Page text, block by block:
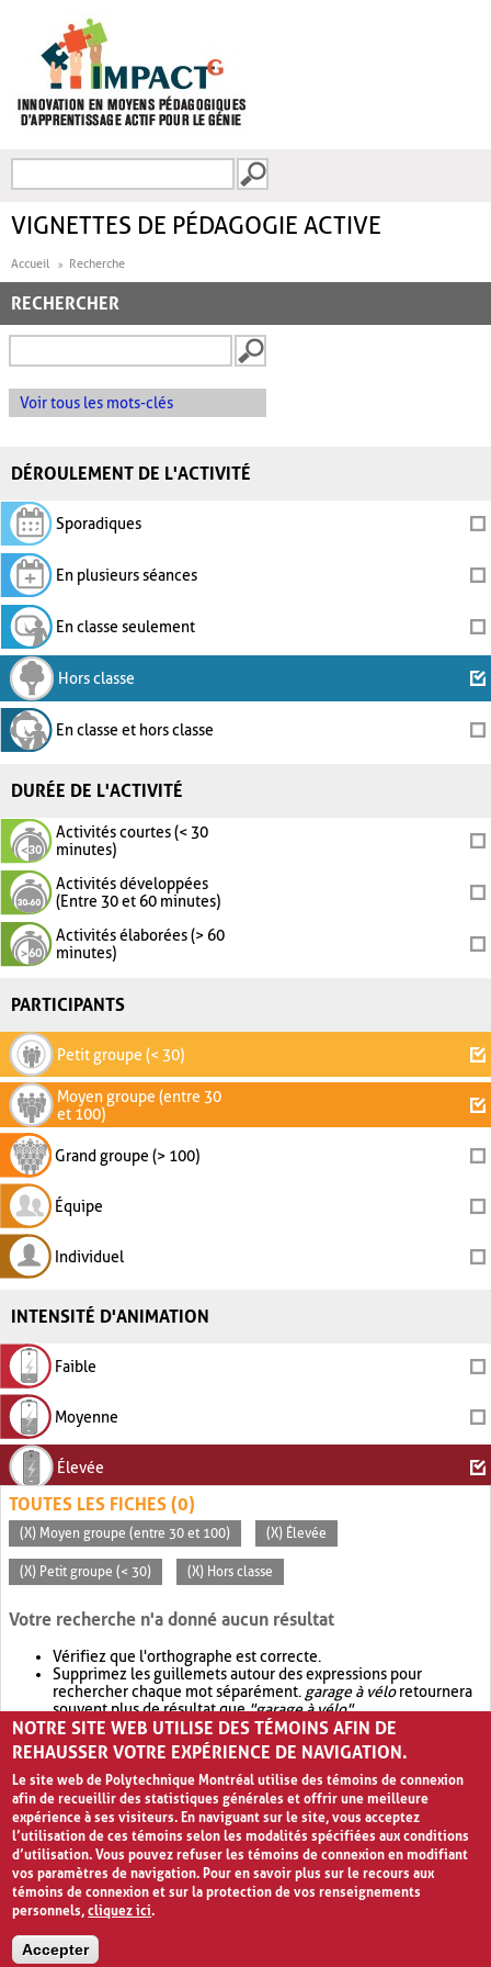
FORMULAIRE DE
VIGNETTES DE PÉDAGOGIE ACTIVE
Accueil Recherche
RECHERCHER
Voir tous les mots-clés
DÉROULEMENT DE L'ACTIVITÉ
Sporadiques
En plusieurs séances
En classe seulement
Hors classe
En classe et hors classe
DURÉE DE L'ACTIVITÉ
Activités courtes (< 30
minutes)
Activités développées
(Entre 30 et 60 minutes)
Activités élaborées (> 60
minutes)
PARTICIPANTS
Petit groupe (< 30)
Moyen groupe (entre 30
et 100)
Grand groupe (> 100)
Équipe
Individuel
INTENSITÉ D'ANIMATION
Faible
Moyenne
Élevée
TOUTES LES FICHES (0)
(X) Moyen groupe (entre 30 et 100) (X) Élevée
(X) Petit groupe (< 30) (X) Hors classe
Votre recherche n'a donné aucun résultat
Vérifiez que l'orthographe est correcte.
Supprimez les guillemets autour des expressions pour
rechercher chaque mot séparément. garage à véloretournera
souvent plus de résultat que"garage à vélo".
Envisagez d'élargir votre recherche avec OR.garage OR vélo
retournera souvent plus de résultat quegarage à vélo
NOTRE SITE WEB UTILISE DES TÉMOINS AFIN DE
REHAUSSER VOTRE EXPÉRIENCE DE NAVIGATION.
Le site web de Polytechnique Montréal utilise des témoins de connexion
afin de recueillir des statistiques générales et offrir une meilleure
expérience à ses visiteurs. En naviguant sur le site, vous acceptez
l’utilisation de ces témoins selon les modalités spécifiées aux conditions
d’utilisation. Vous pouvez refuser les témoins de connexion en modifiant
vos paramètres de navigation. Pour en savoir plus sur le recours aux
témoins de connexion et sur la protection de vos renseignements
personnels,cliquez ici.
Accepter